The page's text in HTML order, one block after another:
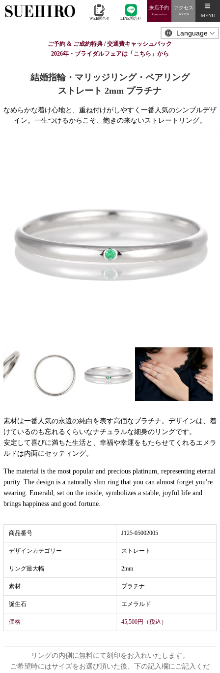
WEB問合せ LINE問合せ
来店予約
Reservation
アクセス
ACCESS MENU
ご予約 & ご成約特典 / 交通費キャッシュバック
2026年・ブライダルフェアは「こちら」から
結婚指輪・マリッジリング・ペアリング
ストレート 2mm プラチナ
なめらかな着け心地と、重ね付けがしやすく一番人気のシンプルデザ
イン。一生つけるからこそ、飽きの来ないストレートリング。
素材は一番人気の永遠の純白を表す高価なプラチナ。デザインは、着
けているのも忘れるくらいなナチュラルな細身のリングです。
安定して喜びに満ちた生活と、幸福や幸運をもたらせてくれるエメラ
ルドは内面にセッティング。
The material is the most popular and precious platinum, representing eternal
purity. The design is a naturally slim ring that you can almost forget you're
wearing. Emerald, set on the inside, symbolizes a stable, joyful life and
brings happiness and good fortune.
商品番号 J125-05002005
デザインカテゴリー ストレート
リング最大幅 2mm
素材 プラチナ
誕生石 エメラルド
価格 45,500円（税込）
リングの内側に無料にて刻印をお入れいたします。
ご希望時にはサイズをお選び頂いた後、下の記入欄にご記入くだ